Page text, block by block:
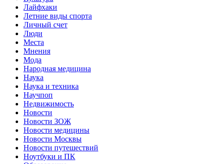
Лайфхаки
Летние виды спорта
Личный счет
Люди
Места
Мнения
Мода
Народная медицина
Наука
Наука и техника
Научпоп
Недвижимость
Новости
Новости ЗОЖ
Новости медицины
Новости Москвы
Новости путешествий
Ноутбуки и ПК